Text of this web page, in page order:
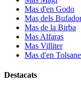
Mas d'en Godo
Mas dels
Mas de la Birba
Mas Alfaras
Mas Villiter
Mas d'en
Destacats